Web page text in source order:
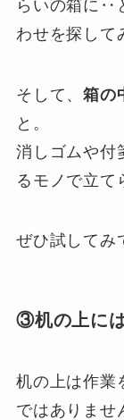
らいの箱に‥
わせを探して
そして、箱の
と。
消しゴムや付
るモノで立て
ぜひ試してみ
③机の上に
机の上は作業
ではありませ